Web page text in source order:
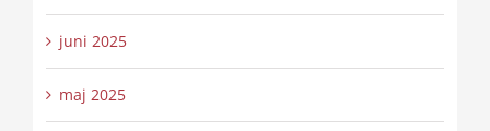
juni 2025
maj 2025